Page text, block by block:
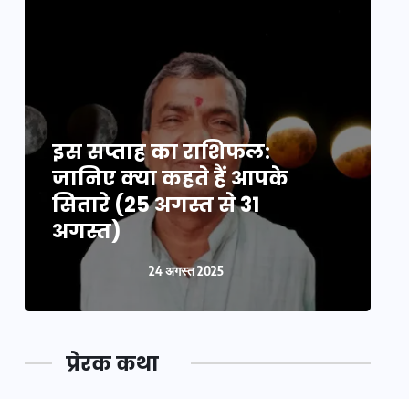
इस सप्ताह का राशिफल:
जानिए क्या कहते हैं आपके
सितारे (25 अगस्त से 31
अगस्त)
24 अगस्त 2025
प्रेरक कथा